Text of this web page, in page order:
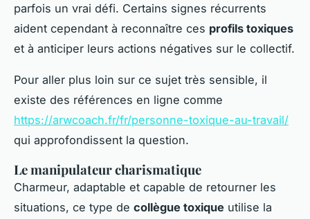
parfois un vrai défi. Certains signes récurrents
aident cependant à reconnaître ces profils toxiques
et à anticiper leurs actions négatives sur le collectif.
Pour aller plus loin sur ce sujet très sensible, il
existe des références en ligne comme
https://arwcoach.fr/fr/personne-toxique-au-travail/
qui approfondissent la question.
Le manipulateur charismatique
Charmeur, adaptable et capable de retourner les
situations, ce type de collègue toxique utilise la